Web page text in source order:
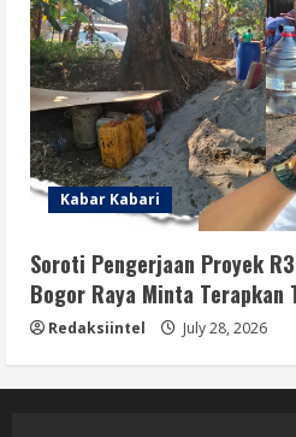
Kabar Kabari
Soroti Pengerjaan Proyek
Bogor Raya Minta Terapkan
Redaksiintel July 28, 2026